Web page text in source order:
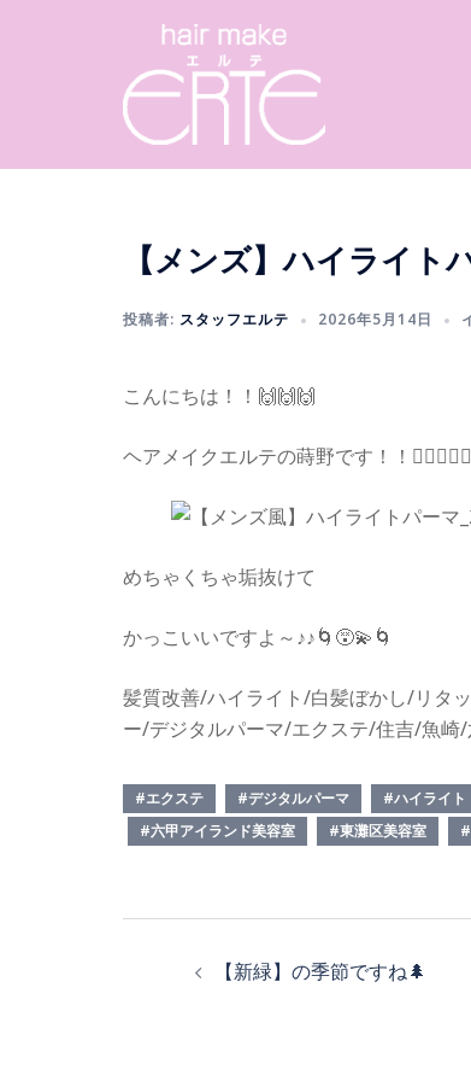
へ
【メンズ】ハイライト
投稿者: スタッフエルテ 2026年5月14日
こんにちは！！🙌🙌🙌
ヘアメイクエルテの蒔野です！！
めちゃくちゃ垢抜けて
かっこいいですよ～♪♪🌀😵‍💫🌀
髪質改善/ハイライト/白髪ぼかし/リタ
ー/デジタルパーマ/エクステ/住吉/魚崎
#エクステ #デジタルパーマ #ハイライト
#六甲アイランド美容室
#東灘区美容室
【新緑】の季節ですね🌲